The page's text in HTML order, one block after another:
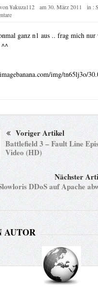
¥akuza112 am30. März 2011 in :
ganz n1 aus .. frag mich
^^
Voriger Artikel
Battlefield 3 – Fault Line
Video (HD)
Nächster
DDoS auf Apache
AUTOR